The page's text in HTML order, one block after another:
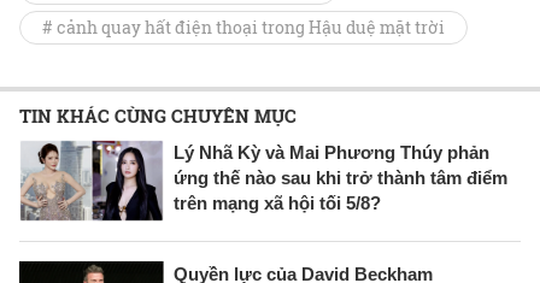
# cảnh quay hất điện thoại trong Hậu duệ mặt trời
TIN KHÁC CÙNG CHUYÊN MỤC
Lý Nhã Kỳ và Mai Phương Thúy phản
ứng thế nào sau khi trở thành tâm điểm
trên mạng xã hội tối 5/8?
Quyền lực của David Beckham